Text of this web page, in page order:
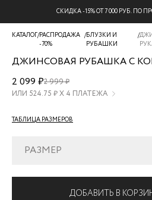
СКИДКА -15% ОТ 7 000 РУБ. ПО
КАТАЛОГ/РАСПРОДАЖА
-70%
/БЛУЗКИ И
РУБАШКИ
/
ДЖИНСОВАЯ РУБАШКА С
ZR2605092361-
2
2 099 ₽2 999 ₽
ИЛИ 524.75 ₽ Х 4 ПЛАТЕЖА
ТАБЛИЦА РАЗМЕРОВ
РАЗМЕР
ДОБАВИТЬ В